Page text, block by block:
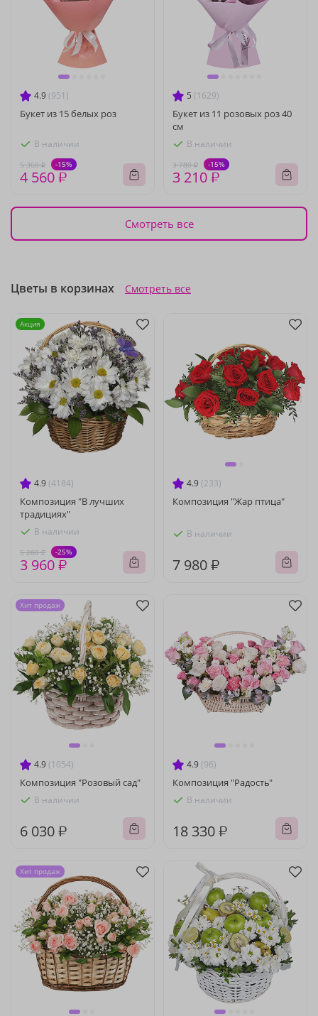
4.9 (951)
Букет из 15 белых роз
В наличии
5 360 ₽ -15%
4 560 ₽
5 (1629)
Букет из 11 розовых роз 40
см
В наличии
3 780 ₽ -15%
3 210 ₽
Смотреть все
Цветы в корзинах Смотреть все
4.9 (4184)
Композиция "В лучших
традициях"
В наличии
5 280 ₽ -25%
3 960 ₽
Акция
4.9 (233)
Композиция "Жар птица"
В наличии
7 980 ₽
4.9 (1054)
Композиция "Розовый сад"
В наличии
6 030 ₽
Хит продаж
4.9 (96)
Композиция "Радость"
В наличии
18 330 ₽
Хит продаж